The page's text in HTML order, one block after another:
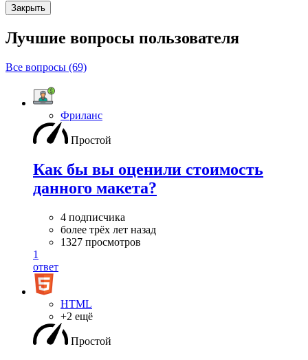
Закрыть
Лучшие вопросы пользователя
Все вопросы (69)
Фриланс
Простой
Как бы вы оценили стоимость
данного макета?
4 подписчика
более трёх лет назад
1327 просмотров
1
ответ
HTML
+2 ещё
Простой